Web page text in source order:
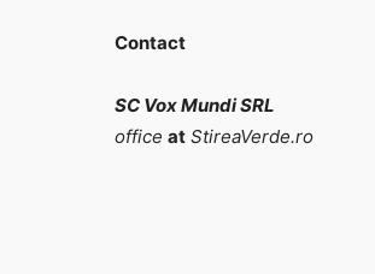
Contact
SC Vox Mundi SRL
office at StireaVerde.ro